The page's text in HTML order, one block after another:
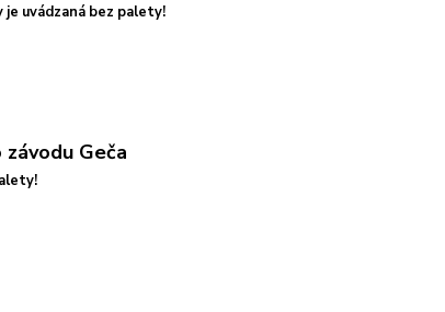
uvádzaná bez palety!